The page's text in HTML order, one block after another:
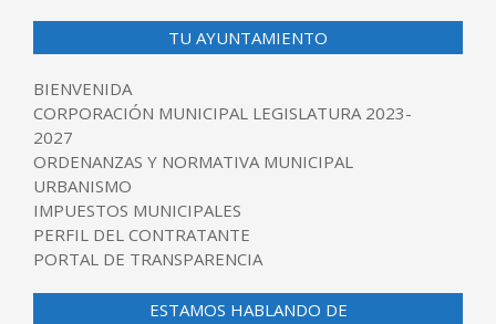
TU AYUNTAMIENTO
BIENVENIDA
CORPORACIÓN MUNICIPAL LEGISLATURA 2023-
2027
ORDENANZAS Y NORMATIVA MUNICIPAL
URBANISMO
IMPUESTOS MUNICIPALES
PERFIL DEL CONTRATANTE
PORTAL DE TRANSPARENCIA
ESTAMOS HABLANDO DE